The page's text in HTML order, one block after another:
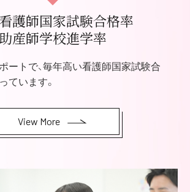
護師国家試験合格率
産師学校進学率
ートで、毎年高い看護師国家試験合
ています。
View More